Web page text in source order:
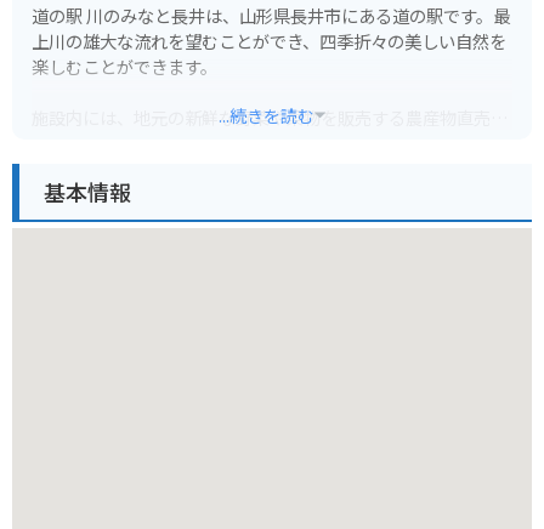
道の駅 川のみなと長井は、山形県長井市にある道の駅です。最
上川の雄大な流れを望むことができ、四季折々の美しい自然を
楽しむことができます。
施設内には、地元の新鮮な野菜や果物を販売する農産物直売所
バイクで訪れる場合、道の駅には広い駐車場が完備されている
ので安心です。最上川沿いは、景色が良いのでツーリングにも
...続きを読む
基本情報